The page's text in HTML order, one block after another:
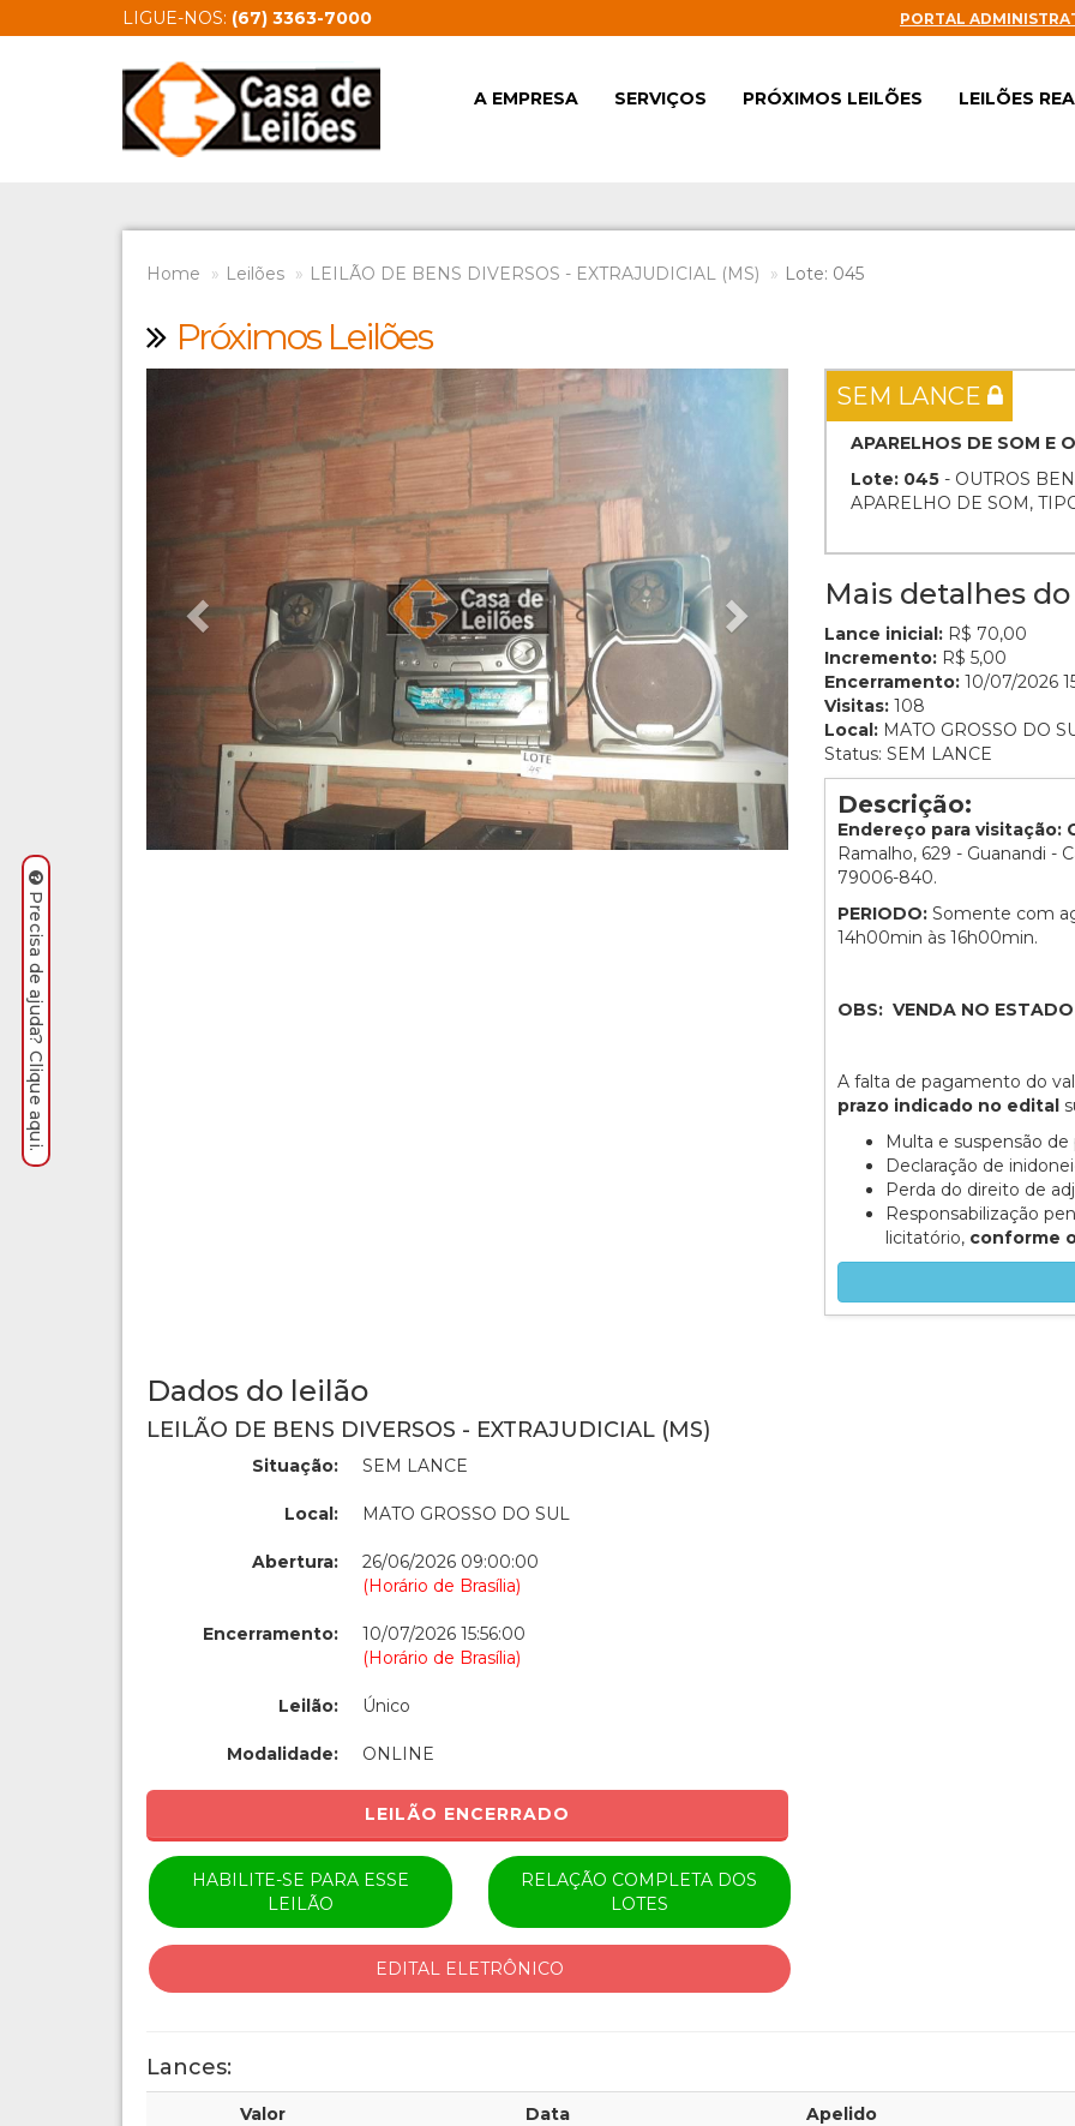
LIGUE-NOS: (67) 3363-7000 PORTAL
A EMPRESA SERVIÇOS PRÓXIMOS LEILÕES LEILÕES
Home Leilões LEILÃO DE BENS DIVERSOS - EXTRAJUDICIAL (MS) Lote: 045
Próximos Leilões
Previous SEM LANCE
APARELHOS DE SOM E
Lote: 045 - OUTROS
APARELHO DE SOM,
Mais detalhes
Lance inicial: R$ 70,00
Incremento: R$ 5,00
Encerramento: 10/07/2026
Visitas: 108
Local: MATO GROSSO DO
Status: SEM LANCE
Descrição:
Endereço para visitação:
Ramalho, 629 - Guanandi -
79006-840.
PERIODO: Somente com
14h00min às 16h00min.
OBS: VENDA NO
A falta de pagamento do
prazo indicado no edital
Multa e suspensão
Declaração de
Perda do direito de
Responsabilização
licitatório, conforme o
Dados do leilão
LEILÃO DE BENS DIVERSOS - EXTRAJUDICIAL (MS)
Situação: SEM LANCE
Local: MATO GROSSO DO SUL
Abertura:
26/06/2026 09:00:00
(Horário de Brasília)
Encerramento:
10/07/2026 15:56:00
(Horário de Brasília)
Leilão: Único
Modalidade: ONLINE
LEILÃO ENCERRADO
HABILITE-SE PARA ESSE
LEILÃO
RELAÇÃO COMPLETA DOS
LOTES
EDITAL ELETRÔNICO
Lances:
Valor Data Apelido
Precisa de ajuda? Clique aqui.